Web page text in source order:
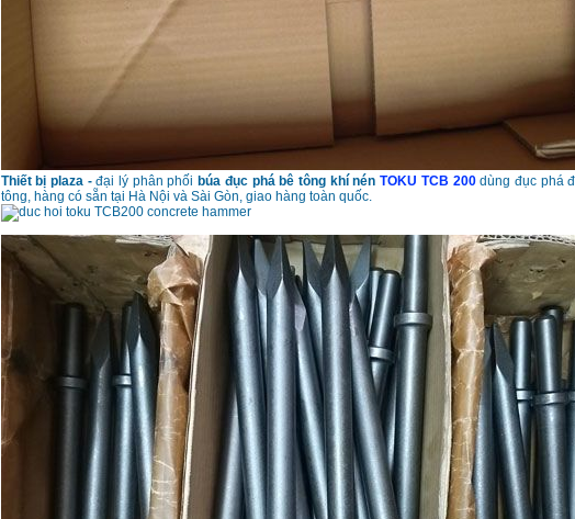
Thiết bị plaza -đại lý phân phối búa đục phá bê tông khí nénTOKU TCB 200dùng đục phá
tông, hàng có sẵn tại Hà Nội và Sài Gòn, giao hàng toàn quốc.